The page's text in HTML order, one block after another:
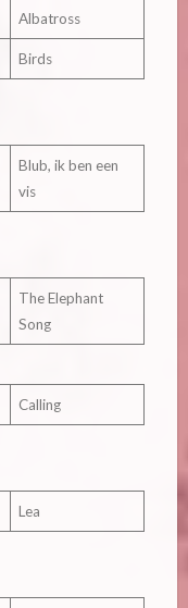
Albatross
Birds
Blub, ik ben een
vis
The Elephant
Song
Calling
Lea